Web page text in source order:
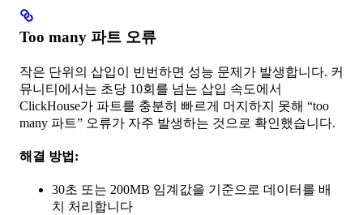
Too many 파트 오류
작은 단위의 삽입이 빈번하면 성능 문제가 발생합니다. 커
뮤니티에서는 초당 10회를 넘는 삽입 속도에서
ClickHouse가 파트를 충분히 빠르게 머지하지 못해 “too
many 파트” 오류가 자주 발생하는 것으로 확인했습니다.
해결 방법:
30초 또는 200MB 임계값을 기준으로 데이터를 배
치 처리합니다